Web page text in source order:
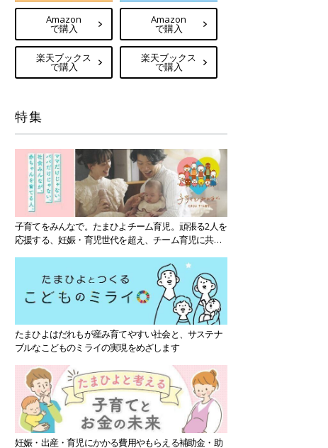
Amazon
で購入
楽天ブックス
で購入
Amazon
で購入
楽天ブックス
で購入
特集
子育てをみんなで。たまひよチーム育児。頑張る2人を
応援する、妊娠・育児世代を超え、チーム育児に共感
たまひよはだれもが産み育てやすい社会と、サステナ
ブルなこどものミライの実現をめざします
妊娠・出産・育児にかかる費用やもらえる補助金・助